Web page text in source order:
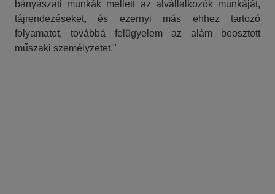
bányászati munkák mellett az alvállalkozók munkáját,
tájrendezéseket, és ezernyi más ehhez tartozó
folyamatot, továbbá felügyelem az alám beosztott
műszaki személyzetet."